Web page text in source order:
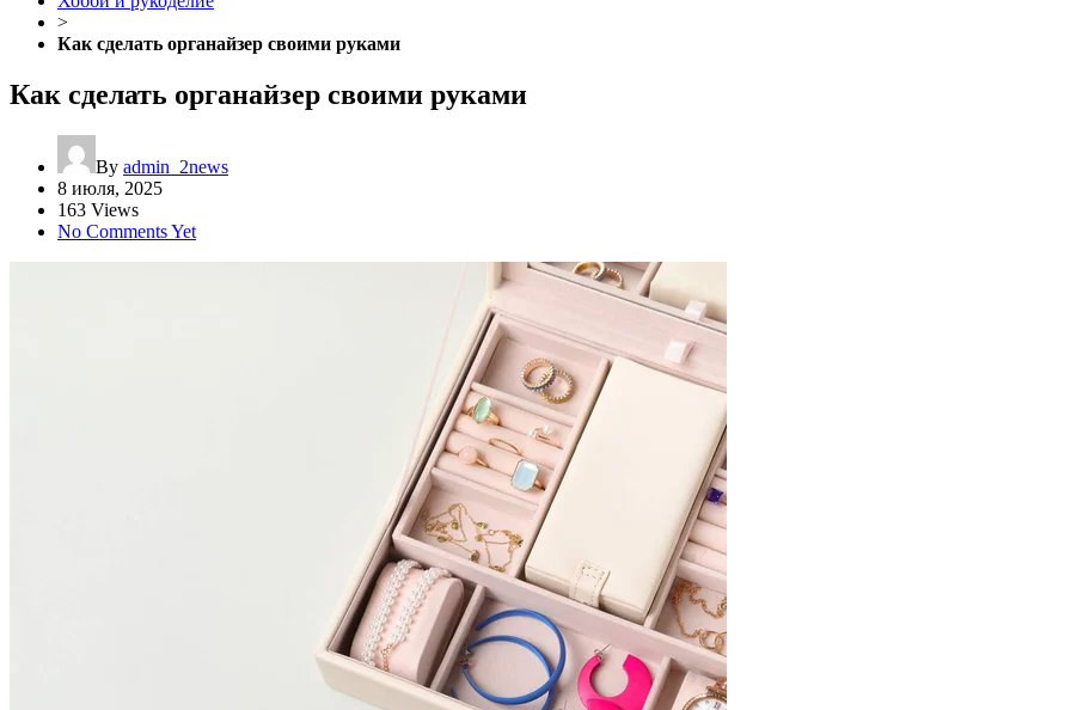
>
Как сделать органайзер своими руками
Как сделать органайзер своими руками
By admin_2news
8 июля, 2025
163 Views
No Comments Yet